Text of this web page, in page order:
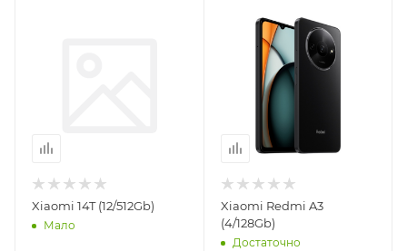
Xiaomi 14T (12/512Gb)
Мало
Xiaomi Redmi A3
(4/128Gb)
Достаточно